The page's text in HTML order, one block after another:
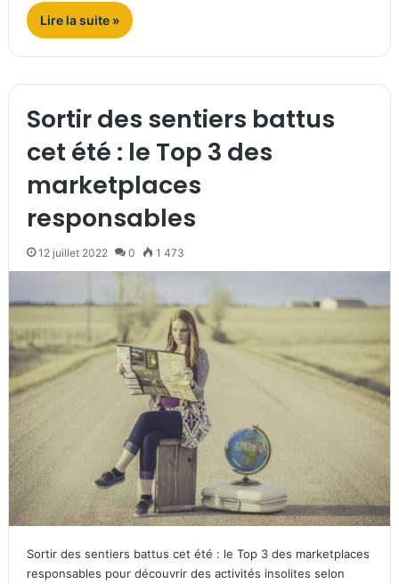
Lire la suite »
Sortir des sentiers battus
cet été : le Top 3 des
marketplaces
responsables
12 juillet 2022 0 1 473
Sortir des sentiers battus cet été : le Top 3 des marketplaces
responsables pour découvrir des activités insolites selon